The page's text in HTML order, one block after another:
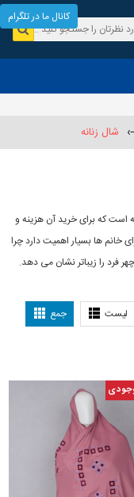
شال زنانه
است که برای خرید آن هزینه و
ها بسیار اهمیت دارد چرا
فرد را زیباتر نشان می دهد.
لیست جمع
کانال ما در تلگرام